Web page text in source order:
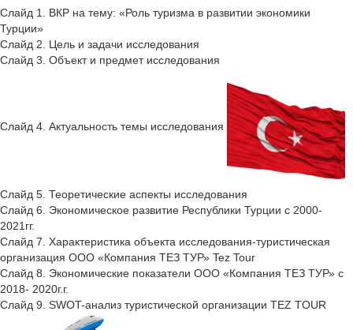
Слайд 1. ВКР на тему: «Роль туризма в развитии экономики
Турции»
Слайд 2. Цель и задачи исследования
Слайд 3. Объект и предмет исследования
Слайд 4. Актуальность темы исследования
Слайд 5. Теоретические аспекты исследования
Слайд 6. Экономическое развитие Республики Турции с 2000-
2021гг.
Слайд 7. Характеристика объекта исследования-туристическая
организация ООО «Компания ТЕЗ ТУР» Tez Tour
Слайд 8. Экономические показатели ООО «Компания ТЕЗ ТУР» с
2018- 2020г.г.
Слайд 9. SWOT-анализ туристической организации TEZ TOUR